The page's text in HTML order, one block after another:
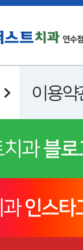
이용약